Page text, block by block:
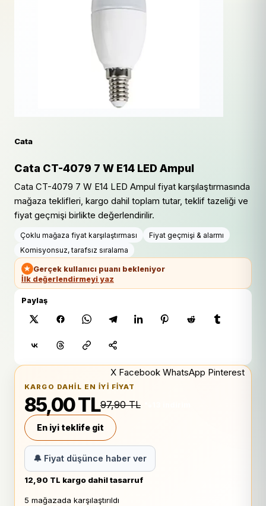
Cata
Cata CT-4079 7 W E14 LED Ampul
Cata CT-4079 7 W E14 LED Ampul fiyat karşılaştırmasında
mağaza teklifleri, kargo dahil toplam tutar, teklif tazeliği ve
fiyat geçmişi birlikte değerlendirilir.
Çoklu mağaza fiyat karşılaştırması
Fiyat geçmişi & alarmı
Komisyonsuz, tarafsız sıralama
★ Gerçek kullanıcı puanı bekleniyor
İlk değerlendirmeyi yaz
Paylaş
X Facebook WhatsApp Pinterest
KARGO DAHIL EN IYI FIYAT
85,00 TL97,90 TL
En iyi teklife git
🔔 Fiyat düşünce haber ver
12,90 TL kargo dahil tasarruf
5 mağazada karşılaştırıldı